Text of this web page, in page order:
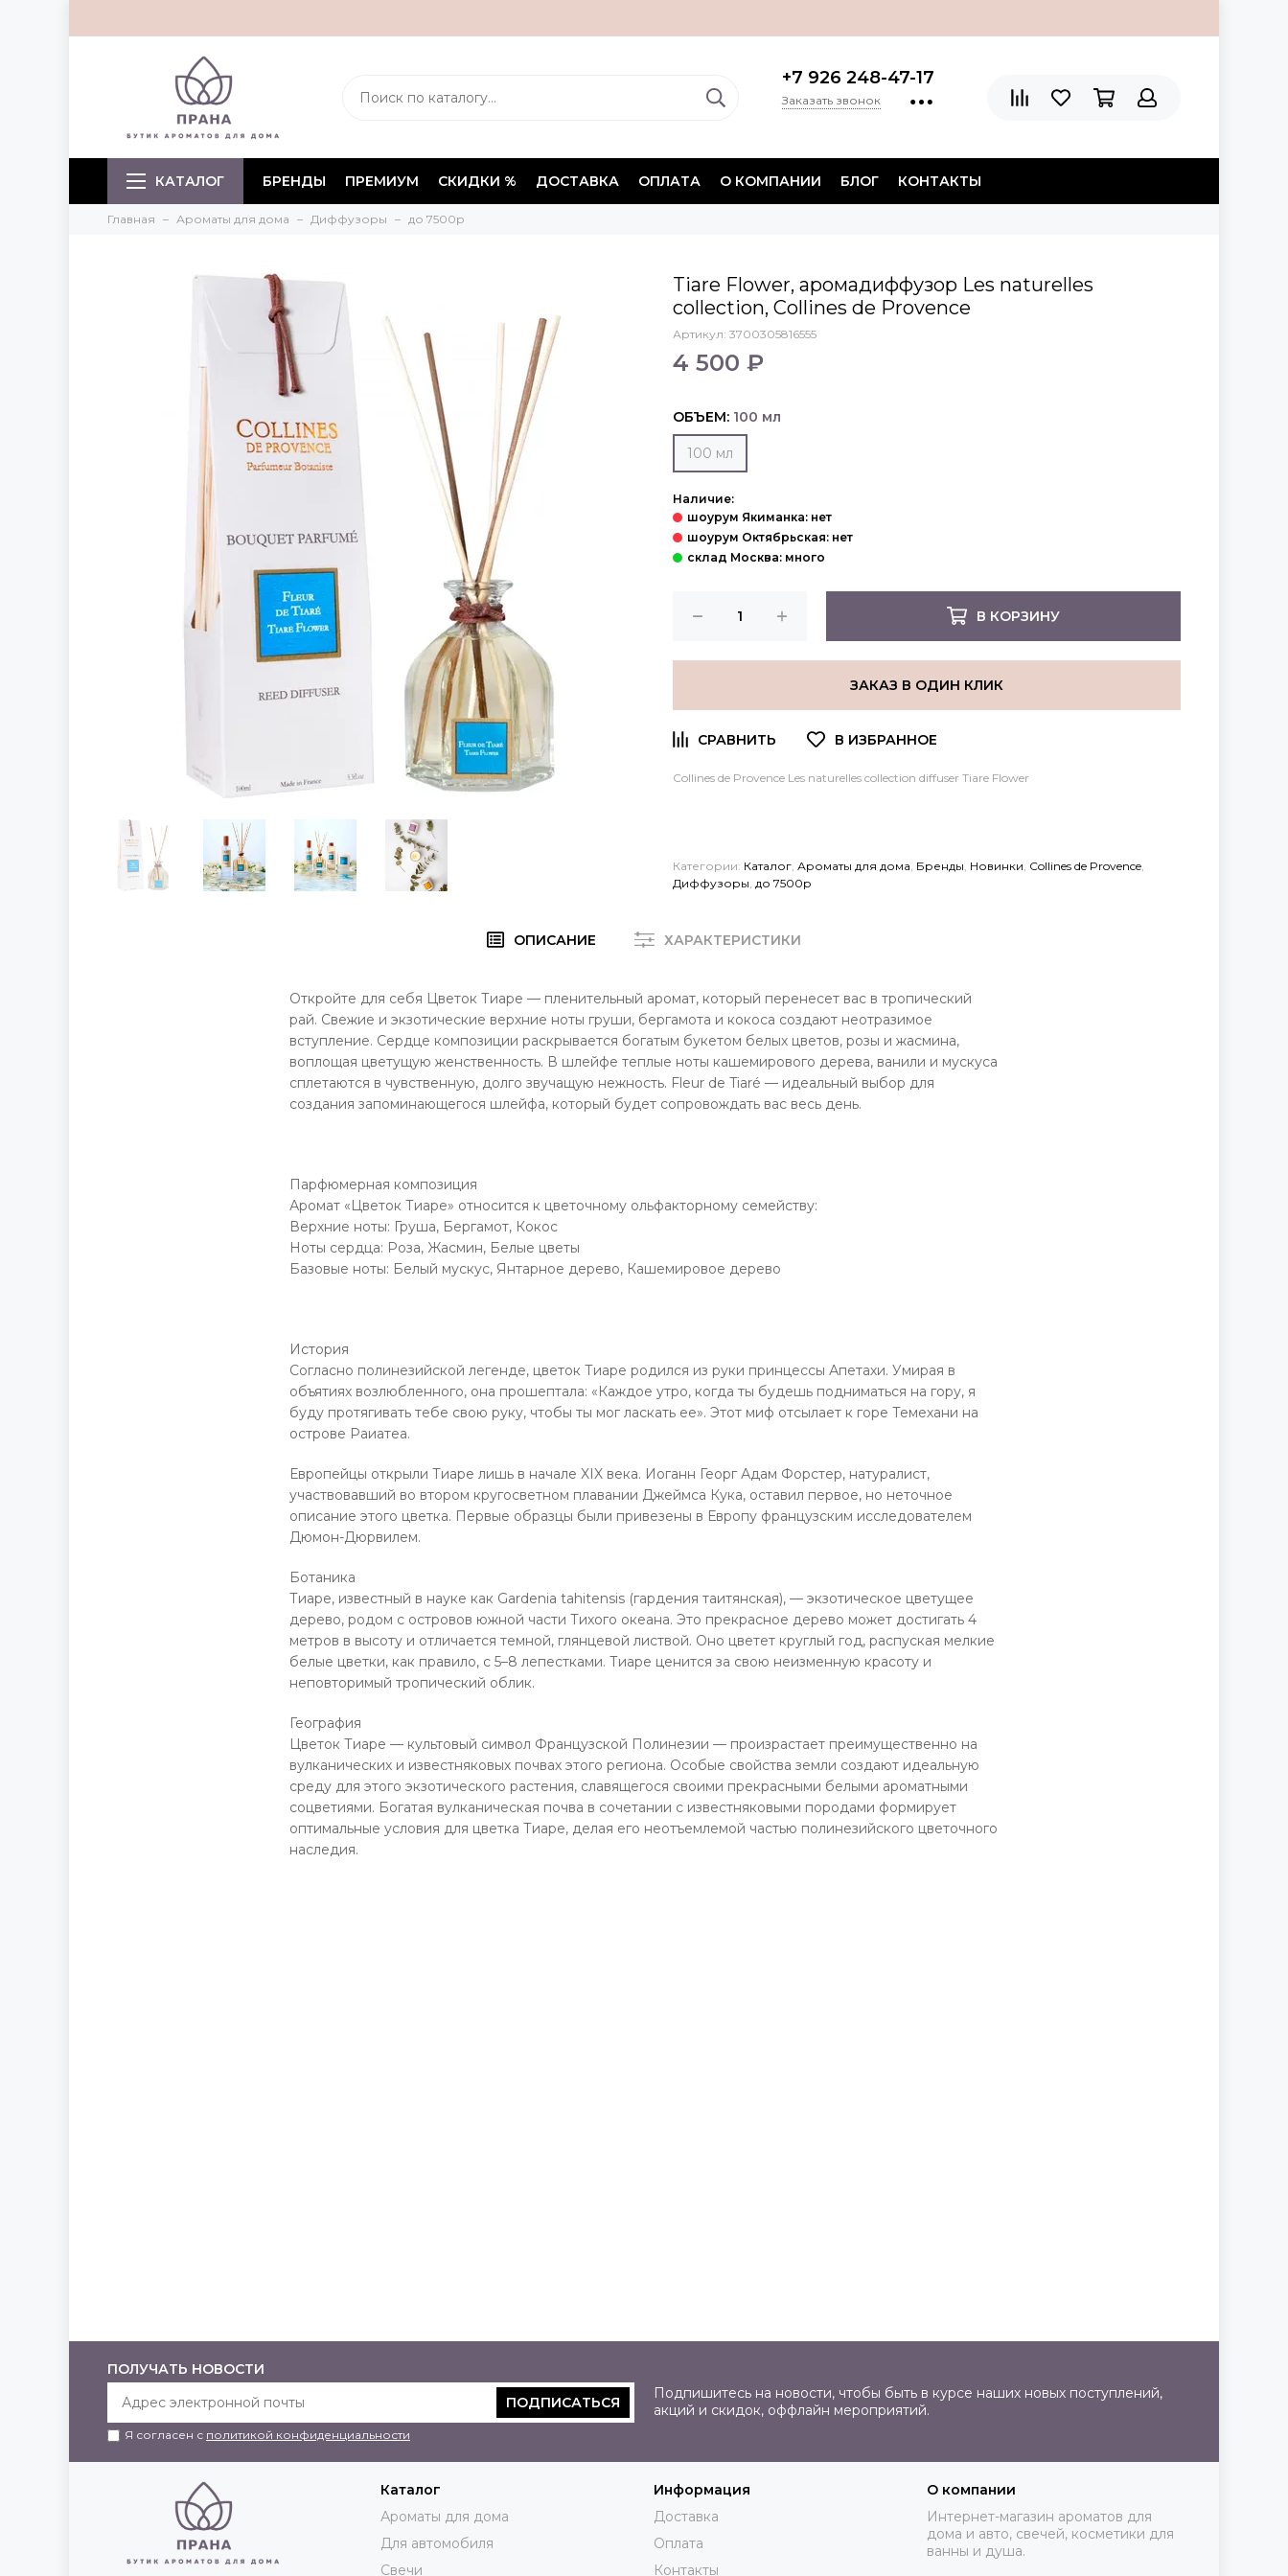
+7 926 248-47-17
Заказать звонок
КАТАЛОГ БРЕНДЫ ПРЕМИУМ СКИДКИ % ДОСТАВКА ОПЛАТА О КОМПАНИИ БЛОГ КОНТАКТЫ
Главная Ароматы для дома Диффузоры до 7500р
Tiare Flower, аромадиффузор Les naturelles
collection, Collines de Рrovencе
Артикул: 3700305816555
4 500 ₽
ОБЪЕМ: 100 мл
100 мл
Наличие:
В КОРЗИНУ
ЗАКАЗ В ОДИН КЛИК
Collines de Provence Les naturelles collection diffuser Tiare Flower
Категории: Каталог Ароматы для дома Бренды Новинки Collines de Provence
Диффузоры до 7500р
ОПИСАНИЕ ХАРАКТЕРИСТИКИ
Откройте для себя Цветок Тиаре — пленительный аромат, который перенесет вас в тропический
рай. Свежие и экзотические верхние ноты груши, бергамота и кокоса создают неотразимое
вступление. Сердце композиции раскрывается богатым букетом белых цветов, розы и жасмина,
воплощая цветущую женственность. В шлейфе теплые ноты кашемирового дерева, ванили и мускуса
сплетаются в чувственную, долго звучащую нежность. Fleur de Tiaré — идеальный выбор для
создания запоминающегося шлейфа, который будет сопровождать вас весь день.
Парфюмерная композиция
Аромат «Цветок Тиаре» относится к цветочному ольфакторному семейству:
Верхние ноты: Груша, Бергамот, Кокос
Ноты сердца: Роза, Жасмин, Белые цветы
Базовые ноты: Белый мускус, Янтарное дерево, Кашемировое дерево
История
Согласно полинезийской легенде, цветок Тиаре родился из руки принцессы Апетахи. Умирая в
объятиях возлюбленного, она прошептала: «Каждое утро, когда ты будешь подниматься на гору, я
буду протягивать тебе свою руку, чтобы ты мог ласкать ее». Этот миф отсылает к горе Темехани на
острове Раиатеа.
Европейцы открыли Тиаре лишь в начале XIX века. Иоганн Георг Адам Форстер, натуралист,
участвовавший во втором кругосветном плавании Джеймса Кука, оставил первое, но неточное
описание этого цветка. Первые образцы были привезены в Европу французским исследователем
Дюмон-Дюрвилем.
Ботаника
Тиаре, известный в науке как Gardenia tahitensis (гардения таитянская), — экзотическое цветущее
дерево, родом с островов южной части Тихого океана. Это прекрасное дерево может достигать 4
метров в высоту и отличается темной, глянцевой листвой. Оно цветет круглый год, распуская мелкие
белые цветки, как правило, с 5–8 лепестками. Тиаре ценится за свою неизменную красоту и
неповторимый тропический облик.
География
Цветок Тиаре — культовый символ Французской Полинезии — произрастает преимущественно на
вулканических и известняковых почвах этого региона. Особые свойства земли создают идеальную
среду для этого экзотического растения, славящегося своими прекрасными белыми ароматными
соцветиями. Богатая вулканическая почва в сочетании с известняковыми породами формирует
оптимальные условия для цветка Тиаре, делая его неотъемлемой частью полинезийского цветочного
наследия.
ПОЛУЧАТЬ НОВОСТИ
ПОДПИСАТЬСЯ
Я согласен с политикой конфиденциальности
Подпишитесь на новости, чтобы быть в курсе наших новых поступлений,
акций и скидок, оффлайн мероприятий.
Каталог
Ароматы для дома
Для автомобиля
Свечи
Информация
Доставка
Оплата
Контакты
О компании
Интернет-магазин ароматов для
дома и авто, свечей, косметики для
ванны и душа.